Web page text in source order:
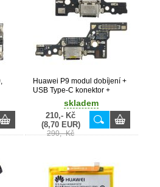
Huawei P9 modul dobíjení +
USB Type-C konektor +
mikrofon (Bulk)skladem
210,- Kč
(8,70 EUR)
290,- Kč